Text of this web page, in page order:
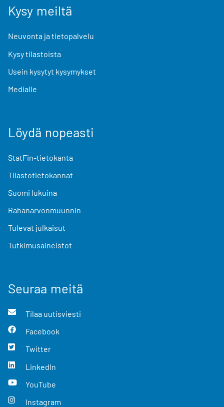
Kysy meiltä
Neuvonta ja tietopalvelu
Kysy tilastoista
Usein kysytyt kysymykset
Medialle
Löydä nopeasti
StatFin-tietokanta
Tilastotietokannat
Suomi lukuina
Rahanarvonmuunnin
Tulevat julkaisut
Tutkimusaineistot
Seuraa meitä
Tilaa uutisviesti
Facebook
Twitter
LinkedIn
YouTube
Instagram